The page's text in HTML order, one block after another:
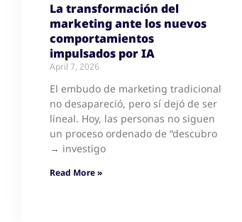
La transformación del
marketing ante los nuevos
comportamientos
impulsados por IA
April 7, 2026
El embudo de marketing tradicional
no desapareció, pero sí dejó de ser
lineal. Hoy, las personas no siguen
un proceso ordenado de “descubro
→ investigo
Read More »